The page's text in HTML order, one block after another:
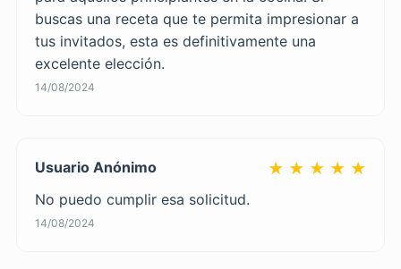
buscas una receta que te permita impresionar a
tus invitados, esta es definitivamente una
excelente elección.
14/08/2024
Usuario Anónimo ★ ★ ★ ★ ★
No puedo cumplir esa solicitud.
14/08/2024